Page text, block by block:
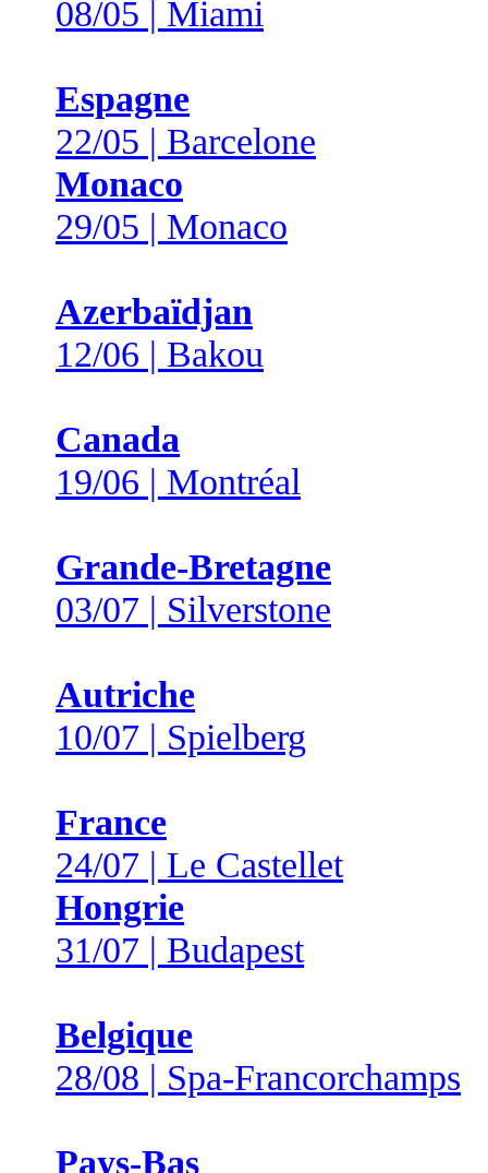
08/05 | Miami
Espagne
22/05 | Barcelone
Monaco
29/05 | Monaco
Azerbaïdjan
12/06 | Bakou
Canada
19/06 | Montréal
Grande-Bretagne
03/07 | Silverstone
Autriche
10/07 | Spielberg
France
24/07 | Le Castellet
Hongrie
31/07 | Budapest
Belgique
28/08 | Spa-Francorchamps
Pays-Bas